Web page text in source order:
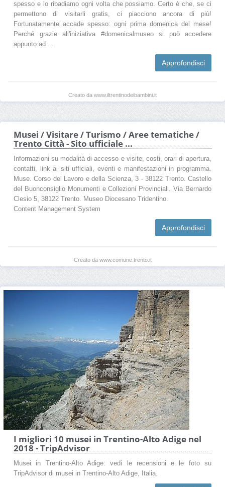
spesso e lo ribadiamo ogni volta che possiamo. Certo è che, se ci
permettono di visitarli gratis, ci piacciono ancora di più!
Fortunatamente accade spesso: ogni prima domenica del mese!
Perché grazie all'iniziativa #domenicalmuseo si può accedere
appunto ad ...
Approfondisci
Creato da www.iltrentinodeibambini.it
Musei / Visitare / Turismo / Aree tematiche /
Trento Città - Sito ufficiale ...
Informazioni su modalità di accesso e visite, costi, orari di apertura,
contatti, link ai siti ufficiali, eventi e manifestazioni in programma.
Muse. Corso del Lavoro e della Scienza, 3 - 38122 Trento. Castello
del Buonconsiglio Monumenti e Collezioni Provinciali. Via Bernardo
Clesio 5, 38122 Trento. Museo Diocesano Tridentino.
Content Management System
Approfondisci
Creato da www.comune.trento.it
I migliori 10 musei in Trentino-Alto Adige nel
2018 - TripAdvisor
Musei in Trentino-Alto Adige: vedi le recensioni e le foto su
TripAdvisor di musei in Trentino-Alto Adige, Italia.